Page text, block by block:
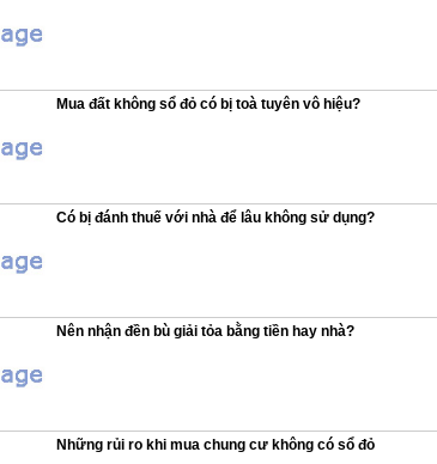
Mua đất không sổ đỏ có bị toà tuyên vô hiệu?
Có bị đánh thuế với nhà để lâu không sử dụng?
Nên nhận đền bù giải tỏa bằng tiền hay nhà?
Những rủi ro khi mua chung cư không có sổ đỏ